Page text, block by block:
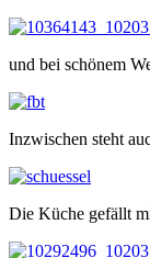
und bei schönem
Inzwischen steht
Die Küche gefällt